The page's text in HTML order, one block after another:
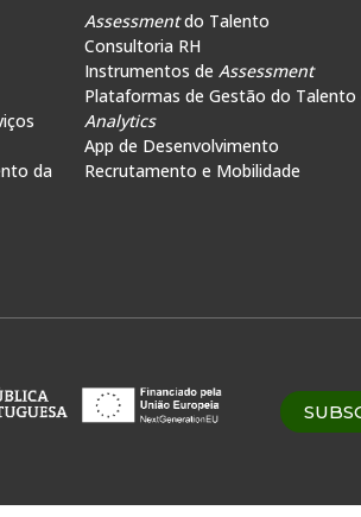
da
Assessmentdo Talento
Consultoria RH
Instrumentos de Assessment
Plataformas de Gestão do Talento
Analytics
App de Desenvolvimento
Recrutamento e Mobilidade